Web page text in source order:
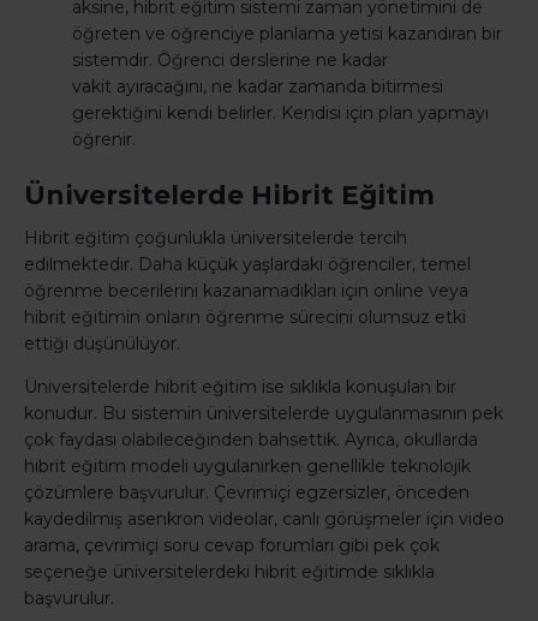
aksine, hibrit eğitim sistemi zaman yönetimini de
öğreten ve öğrenciye planlama yetisi kazandıran bir
sistemdir. Öğrenci derslerine ne kadar
vakit ayıracağını, ne kadar zamanda bitirmesi
gerektiğini kendi belirler. Kendisi için plan yapmayı
öğrenir.
Üniversitelerde Hibrit Eğitim
Hibrit eğitim çoğunlukla üniversitelerde tercih
edilmektedir. Daha küçük yaşlardaki öğrenciler, temel
öğrenme becerilerini kazanamadıkları için online veya
hibrit eğitimin onların öğrenme sürecini olumsuz etki
ettiği düşünülüyor.
Üniversitelerde hibrit eğitim ise sıklıkla konuşulan bir
konudur. Bu sistemin üniversitelerde uygulanmasının pek
çok faydası olabileceğinden bahsettik. Ayrıca, okullarda
hibrit eğitim modeli uygulanırken genellikle teknolojik
çözümlere başvurulur. Çevrimiçi egzersizler, önceden
kaydedilmiş asenkron videolar, canlı görüşmeler için video
arama, çevrimiçi soru cevap forumları gibi pek çok
seçeneğe üniversitelerdeki hibrit eğitimde sıklıkla
başvurulur.